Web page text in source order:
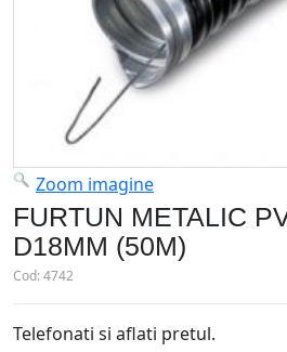
Zoom imagine
FURTUN METALIC
D18MM (50M)
Cod:4742
Telefonati si aflati pretul.